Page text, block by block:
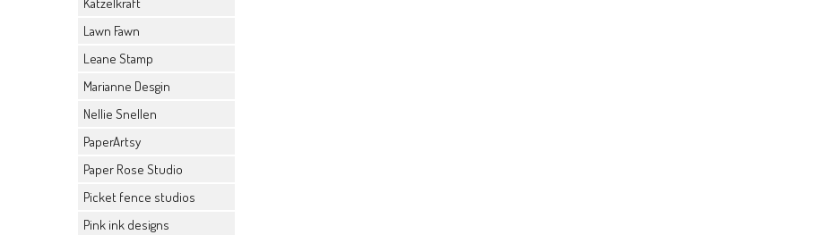
Lawn Fawn
Leane Stamp
Marianne Desgin
Nellie Snellen
PaperArtsy
Paper Rose Studio
Picket fence studios
Pink ink designs